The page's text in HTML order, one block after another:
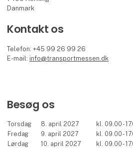
Danmark
Kontakt os
Telefon: +45 99 26 99 26
E-mail: info@transportmessen.dk
Besøg os
Torsdag 8. april 2027
kl. 09.00 -
Fredag
9. april 2027
kl. 09.00 -
Lørdag
10. april 2027 kl. 09.00 -